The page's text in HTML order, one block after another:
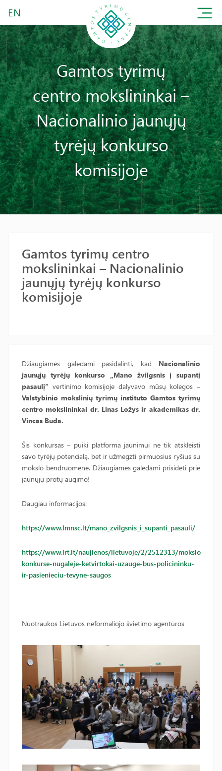
EN
Gamtos tyrimų
centro mokslininkai –
Nacionalinio jaunųjų
tyrėjų konkurso
komisijoje
Gamtos tyrimų centro
mokslininkai – Nacionalinio
jaunųjų tyrėjų konkurso
komisijoje
Džiaugiamės galėdami pasidalinti, kad Nacionalinio
jaunųjų tyrėjų konkurso „Mano žvilgsnis į supantį
pasaulį“ vertinimo komisijoje dalyvavo mūsų kolegos –
Valstybinio mokslinių tyrimų instituto Gamtos tyrimų
centro mokslininkai dr. Linas Ložys ir akademikas dr.
Vincas Būda.
Šis konkursas – puiki platforma jaunimui ne tik atskleisti
savo tyrėjų potencialą, bet ir užmegzti pirmuosius ryšius su
mokslo bendruomene. Džiaugiamės galėdami prisidėti prie
jaunųjų protų augimo!
Daugiau informacijos:
https://www.lmnsc.lt/mano_zvilgsnis_i_supanti_pasauli/
https://www.lrt.lt/naujienos/lietuvoje/2/2512313/mokslo-
konkurse-nugaleje-ketvirtokai-uzauge-bus-policininku-
ir-pasienieciu-tevyne-saugos
Nuotraukos Lietuvos neformaliojo švietimo agentūros